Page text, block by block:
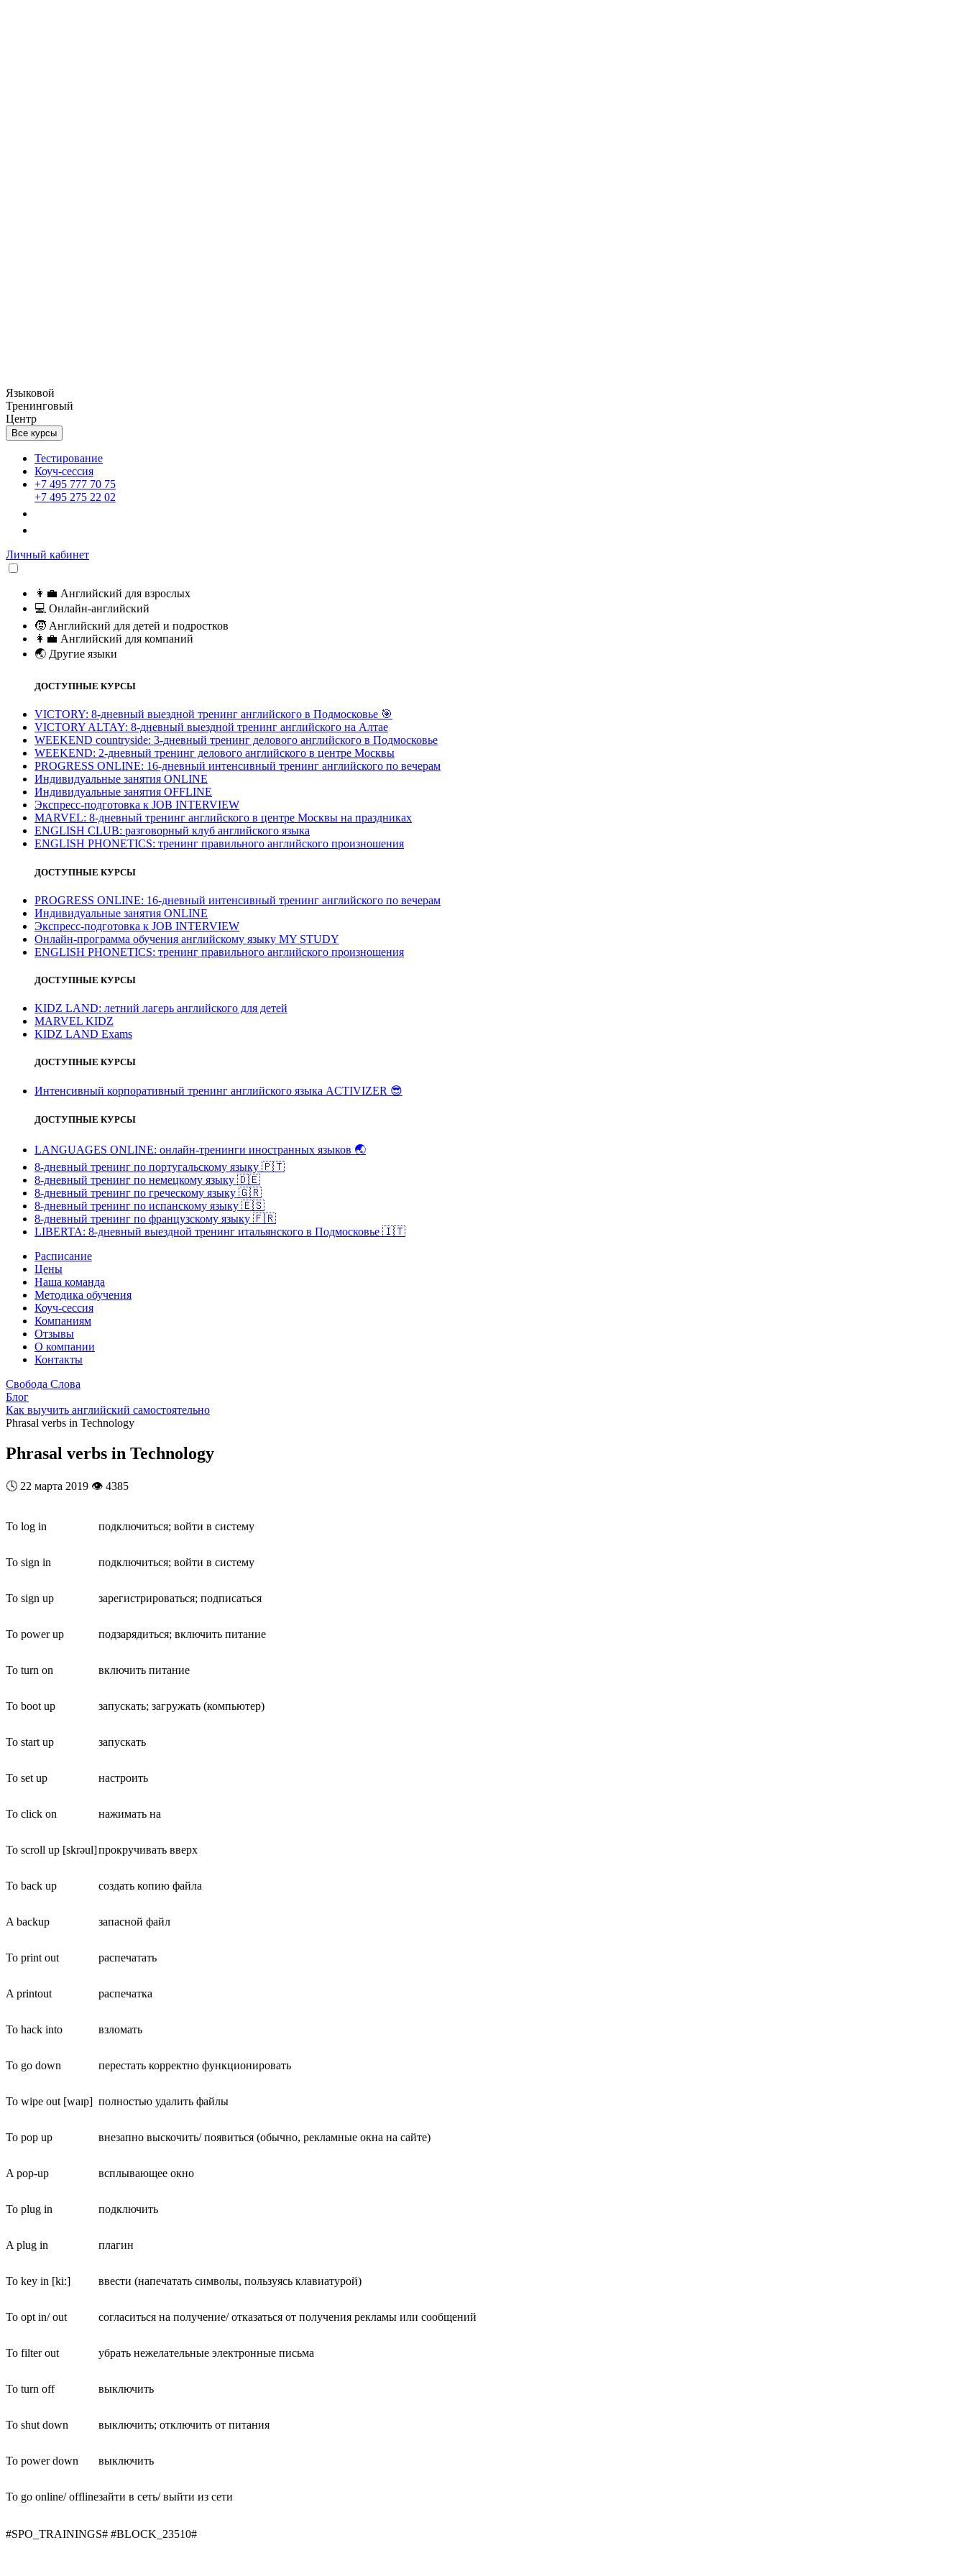
Языковой
Тренинговый
Центр
Все курсы
Тестирование
Коуч-сессия
+7 495 777 70 75
+7 495 275 22 02
Личный кабинет
👩‍💼 Английский для взрослых
💻 Онлайн-английский
🧒 Английский для детей и подростков
👩‍💼 Английский для компаний
🌏 Другие языки
ДОСТУПНЫЕ КУРСЫ
VICTORY: 8-дневный выездной тренинг английского в Подмосковье 🎯
VICTORY ALTAY: 8-дневный выездной тренинг английского на Алтае
WEEKEND countryside: 3-дневный тренинг делового английского в Подмосковье
WEEKEND: 2-дневный тренинг делового английского в центре Москвы
PROGRESS ONLINE: 16-дневный интенсивный тренинг английского по вечерам
Индивидуальные занятия ONLINE
Индивидуальные занятия OFFLINE
Экспресс-подготовка к JOB INTERVIEW
МARVEL: 8-дневный тренинг английского в центре Москвы на праздниках
ENGLISH CLUB: разговорный клуб английского языка
ENGLISH PHONETICS: тренинг правильного английского произношения
ДОСТУПНЫЕ КУРСЫ
PROGRESS ONLINE: 16-дневный интенсивный тренинг английского по вечерам
Индивидуальные занятия ONLINE
Экспресс-подготовка к JOB INTERVIEW
Онлайн-программа обучения английскому языку MY STUDY
ENGLISH PHONETICS: тренинг правильного английского произношения
ДОСТУПНЫЕ КУРСЫ
KIDZ LAND: летний лагерь английского для детей
MARVEL KIDZ
KIDZ LAND Exams
ДОСТУПНЫЕ КУРСЫ
Интенсивный корпоративный тренинг английского языка ACTIVIZER 😎
ДОСТУПНЫЕ КУРСЫ
LANGUAGES ONLINE: онлайн-тренинги иностранных языков 🌏
8-дневный тренинг по португальскому языку 🇵🇹
8-дневный тренинг по немецкому языку 🇩🇪
8-дневный тренинг по греческому языку 🇬🇷
8-дневный тренинг по испанскому языку 🇪🇸
8-дневный тренинг по французскому языку 🇫🇷
LIBERTA: 8-дневный выездной тренинг итальянского в Подмосковье 🇮🇹
Расписание
Цены
Наша команда
Методика обучения
Коуч-сессия
Компаниям
Отзывы
О компании
Контакты
Свобода Слова
Блог
Как выучить английский самостоятельно
Phrasal verbs in Technology
Phrasal verbs in Technology
🕓 22 марта 2019 👁️ 4385
To log in подключиться; войти в систему
To sign in подключиться; войти в систему
To sign up зарегистрироваться; подписаться
To power up подзарядиться; включить питание
To turn on включить питание
To boot up запускать; загружать (компьютер)
To start up запускать
To set up настроить
To click on нажимать на
To scroll up [skrəul]прокручивать вверх
To back up создать копию файла
A backup запасной файл
To print out распечатать
A printout распечатка
To hack into взломать
To go down перестать корректно функционировать
To wipe out [waɪp] полностью удалить файлы
To pop up внезапно выскочить/ появиться (обычно, рекламные окна на сайте)
A pop-up всплывающее окно
To plug in подключить
A plug in плагин
To key in [kiː] ввести (напечатать символы, пользуясь клавиатурой)
To opt in/ out согласиться на получение/ отказаться от получения рекламы или сообщений
To filter out убрать нежелательные электронные письма
To turn off выключить
To shut down выключить; отключить от питания
To power down выключить
To go online/ offlineзайти в сеть/ выйти из сети
#SPO_TRAININGS# #BLOCK_23510#